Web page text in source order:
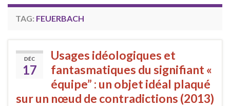
TAG: FEUERBACH
DÉC
17
Usages idéologiques et
fantasmatiques du signifiant «
équipe” : un objet idéal plaqué
sur un nœud de contradictions (2013)